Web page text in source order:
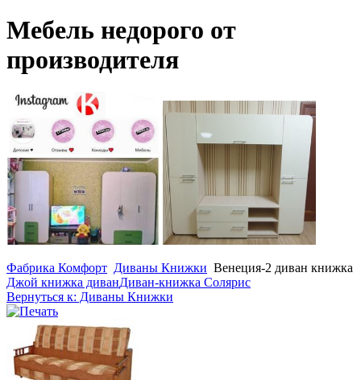
Мебель недорого от
производителя
Фабрика Комфорт Диваны Книжки Венеция-2 диван книжка
Джой книжка диванДиван-книжка Солярис
Вернуться к: Диваны Книжки